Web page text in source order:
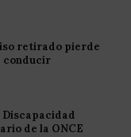
retirado pierde
conducir
Discapacidad
de la ONCE